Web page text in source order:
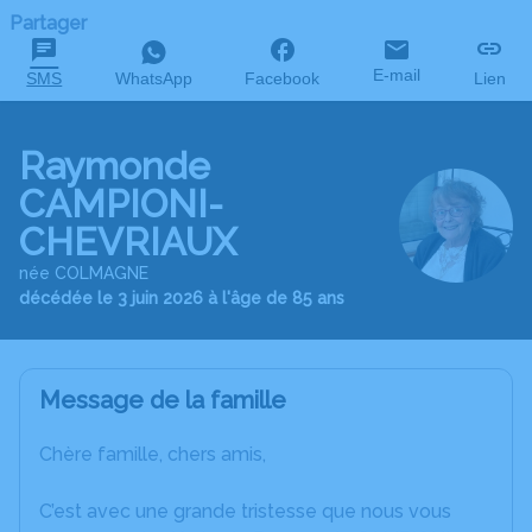
Partager
SMS WhatsApp Facebook E-mail Lien
Raymonde
CAMPIONI-
CHEVRIAUX
née COLMAGNE
décédée le 3 juin 2026 à l'âge de 85 ans
Message de la famille
Chère famille, chers amis,
C’est avec une grande tristesse que nous vous